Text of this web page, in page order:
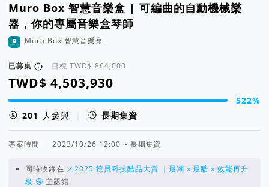
Muro Box 智慧音樂盒 | 可編曲的自動機械樂
器，你的專屬音樂盒琴師
Muro Box 智慧音樂盒
已募集 目標
集資進度 522%
522%
人參與
長期集資
專案時間 2023/10/26 12:00 ~ 長期集資
同時收錄在 🪄2025 挖貝科技酷品大賞 ｜最潮 x 最酷 x 效能再升
級 🤩 主題館